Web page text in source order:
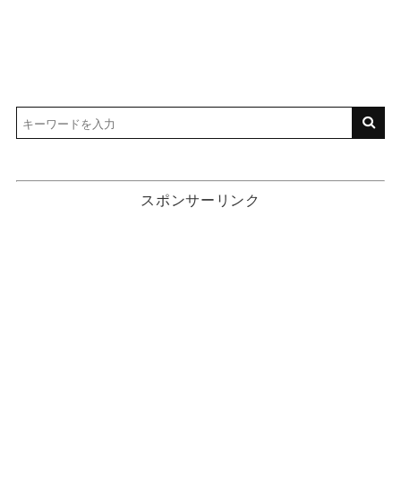
スポンサーリンク